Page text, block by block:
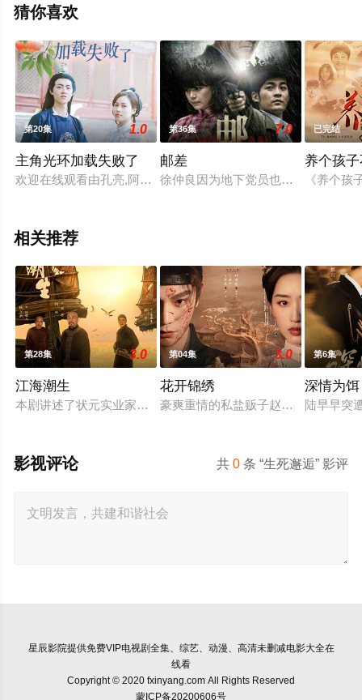
了解。
猜你喜欢
第20集 1.0
主角光环加载失败了
欢迎在线观看由孔亮,阿璃主演国产剧的《主角光环加载失败了
第36集 7.0
邮差
徐仲良因为地下党员也是邮递员的父
已完结
养个孩
《养个孩
相关推荐
第28集 3.0
江海潮生
本剧讲述了状元实业家张謇创办大生企业，实业报国的故事。甲
第04集 3.0
花开锦绣
豪爽重情的私盐贩子赵凌虽出身草莽
第6集
深情为饵
陆早早突
共0 条 “生死邂逅” 影评
影视评论
星辰影院提供免费VIP电视剧全集、综艺、动漫、高清未删减电影大全在
线看
Copyright © 2020 fxinyang.com All Rights Reserved
蒙ICP备20200606号